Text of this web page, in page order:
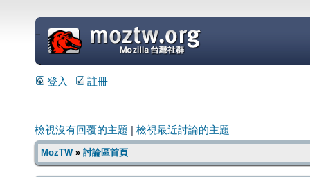
=
登入 註冊
檢視沒有回覆的主題 檢視最近討論的主題
MozTW» 討論區首頁